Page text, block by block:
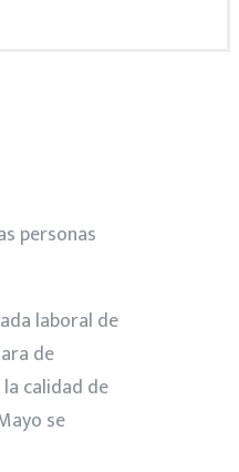
personas
laboral de
de
calidad de
se